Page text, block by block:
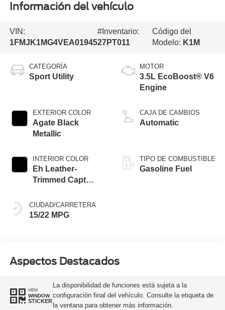
Información del vehículo
VIN:
1FMJK1MG4VEA01945
#Inventario:
27PT011
Código del
Modelo: K1M
CATEGORÍA
Sport Utility
EXTERIOR COLOR
Agate Black
Metallic
INTERIOR COLOR
Eh Leather-
Trimmed Capt
CIUDAD/CARRETERA
15/22 MPG
MOTOR
3.5L EcoBoost® V6
Engine
CAJA DE CAMBIOS
Automatic
TIPO DE COMBUSTIBLE
Gasoline Fuel
Aspectos Destacados
VIEW
WINDOW
STICKER
La disponibilidad de funciones está sujeta a la
configuración final del vehículo. Consulte la etiqueta de
la ventana para obtener más información.